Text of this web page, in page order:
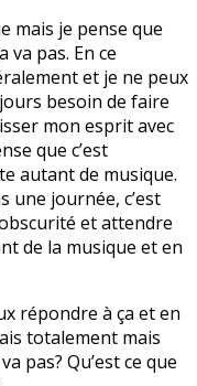
mais je pense que
va pas. En ce
et je ne peux
besoin de faire
mon esprit avec
que c’est
autant de musique.
une journée, c’est
et attendre
de la musique et en
répondre à ça et en
totalement mais
pas? Qu’est ce que